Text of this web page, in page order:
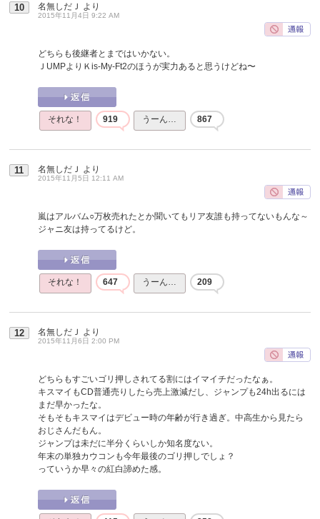
10 名無しだＪ より
2015年11月4日 9:22 AM
どちらも後継者とまではいかない。
ＪUMPよりＫis-My-Ft2のほうが実力あると思うけどね〜
それな！ 919 うーん… 867
11 名無しだＪ より
2015年11月5日 12:11 AM
嵐はアルバム○万枚売れたとか聞いてもリア友誰も持ってないもんな～
ジャニ友は持ってるけど。
それな！ 647 うーん… 209
12 名無しだＪ より
2015年11月6日 2:00 PM
どちらもすごいゴリ押しされてる割にはイマイチだったなぁ。
キスマイもCD普通売りしたら売上激減だし、ジャンプも24h出るには
まだ早かったな。
そもそもキスマイはデビュー時の年齢が行き過ぎ。中高生から見たら
おじさんだもん。
ジャンプは未だに半分くらいしか知名度ない。
年末の単独カウコンも今年最後のゴリ押しでしょ？
っていうか早々の紅白諦めた感。